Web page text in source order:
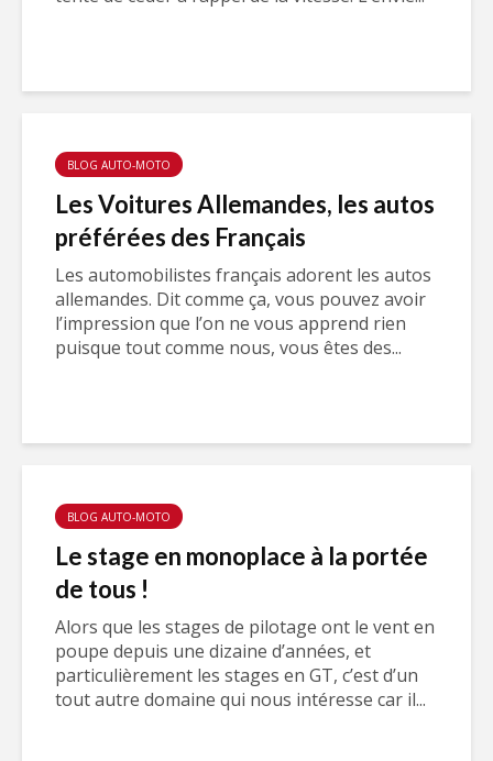
BLOG AUTO-MOTO
Les Voitures Allemandes, les autos
préférées des Français
Les automobilistes français adorent les autos
allemandes. Dit comme ça, vous pouvez avoir
l’impression que l’on ne vous apprend rien
puisque tout comme nous, vous êtes des...
BLOG AUTO-MOTO
Le stage en monoplace à la portée
de tous !
Alors que les stages de pilotage ont le vent en
poupe depuis une dizaine d’années, et
particulièrement les stages en GT, c’est d’un
tout autre domaine qui nous intéresse car il...